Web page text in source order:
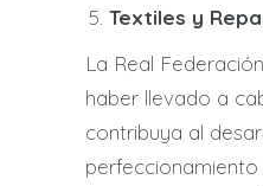
Textiles y
La Real
haber llevado a
contribuya al